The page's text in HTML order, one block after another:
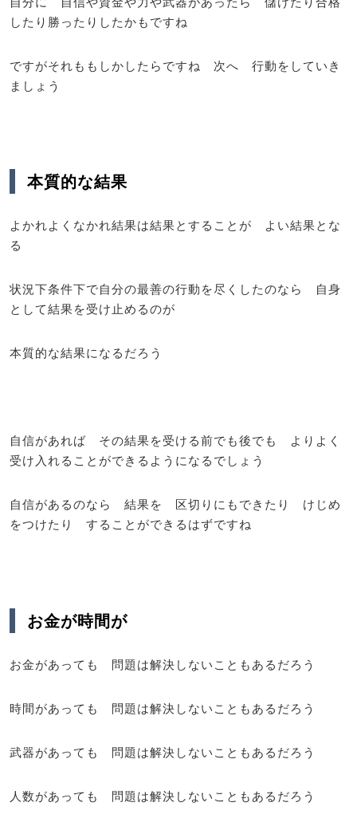
したり勝ったりしたかもですね
ですがそれももしかしたらですね 次へ 行動をしていき
ましょう
本質的な結果
よかれよくなかれ結果は結果とすることが よい結果とな
る
状況下条件下で自分の最善の行動を尽くしたのなら 自身
として結果を受け止めるのが
本質的な結果になるだろう
自信があれば その結果を受ける前でも後でも よりよく
受け入れることができるようになるでしょう
自信があるのなら 結果を 区切りにもできたり けじめ
をつけたり することができるはずですね
お金が時間が
お金があっても 問題は解決しないこともあるだろう
時間があっても 問題は解決しないこともあるだろう
武器があっても 問題は解決しないこともあるだろう
人数があっても 問題は解決しないこともあるだろう